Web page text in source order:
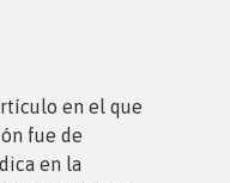
en el que
fue de
en la